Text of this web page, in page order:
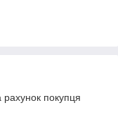
покупця